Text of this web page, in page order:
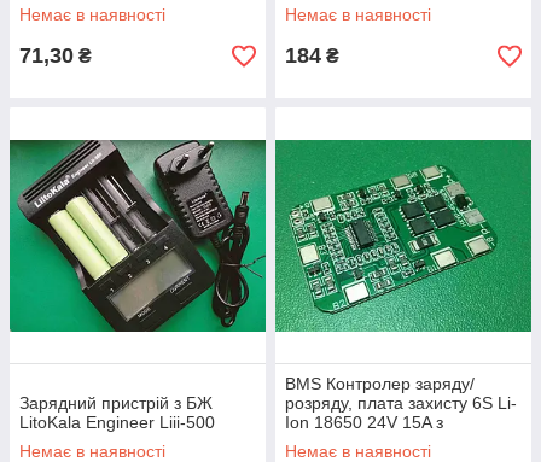
Немає в наявності
71,30 ₴
Немає в наявності
184 ₴
Зарядний пристрій з БЖ
LitoKala Engineer Liii-500
Немає в наявності
BMS Контролер заряду/
розряду, плата захисту 6S Li-
Ion 18650 24V 15A з
балансиром
Немає в наявності